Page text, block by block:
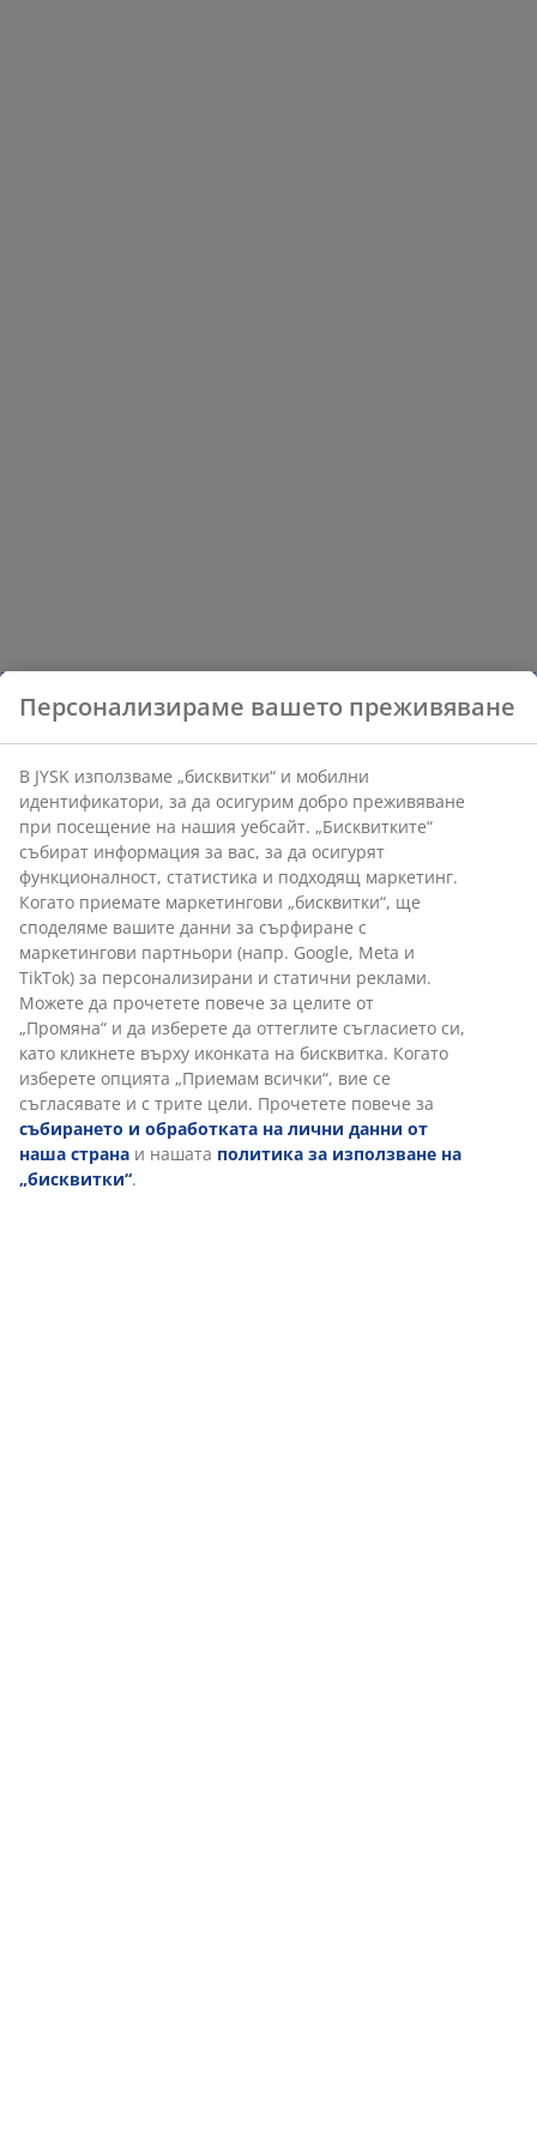
Персонализираме вашето преживяване
В JYSK използваме „бисквитки“ и мобилни
идентификатори, за да осигурим добро преживяване
при посещение на нашия уебсайт. „Бисквитките“
събират информация за вас, за да осигурят
функционалност, статистика и подходящ маркетинг.
Когато приемате маркетингови „бисквитки“, ще
споделяме вашите данни за сърфиране с
маркетингови партньори (напр. Google, Meta и
TikTok) за персонализирани и статични реклами.
Можете да прочетете повече за целите от
„Промяна“ и да изберете да оттеглите съгласието си,
като кликнете върху иконката на бисквитка. Когато
изберете опцията „Приемам всички“, вие се
съгласявате и с трите цели. Прочетете повече за
събирането и обработката на лични данни от
наша страна и нашата политика за използване на
„бисквитки“.